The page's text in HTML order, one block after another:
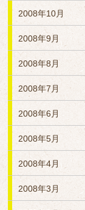
2008年10月
2008年9月
2008年8月
2008年7月
2008年6月
2008年5月
2008年4月
2008年3月